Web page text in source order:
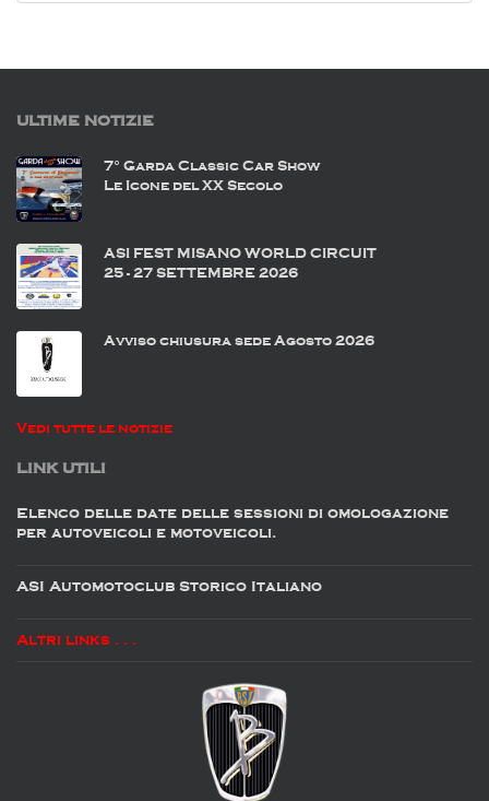
ULTIME NOTIZIE
7° Garda Classic Car Show
Le Icone del XX Secolo
ASI FEST MISANO WORLD CIRCUIT
25 - 27 SETTEMBRE 2026
Avviso chiusura sede Agosto 2026
Vedi tutte le notizie
LINK UTILI
Elenco delle date delle sessioni di omologazione
per autoveicoli e motoveicoli.
ASI Automotoclub Storico Italiano
Altri links . . .